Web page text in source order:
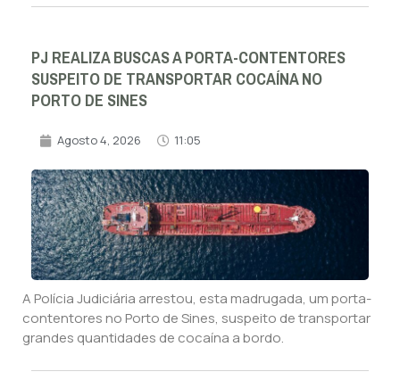
PJ REALIZA BUSCAS A PORTA-CONTENTORES
SUSPEITO DE TRANSPORTAR COCAÍNA NO
PORTO DE SINES
Agosto 4, 2026 11:05
A Polícia Judiciária arrestou, esta madrugada, um porta-
contentores no Porto de Sines, suspeito de transportar
grandes quantidades de cocaína a bordo.